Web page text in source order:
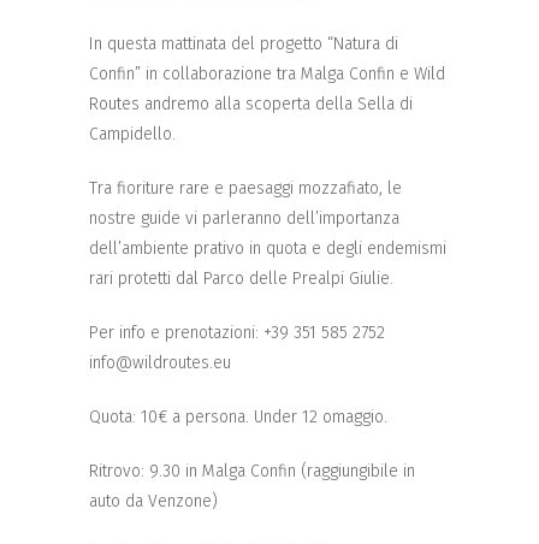
In questa mattinata del progetto “Natura di
Confin” in collaborazione tra Malga Confin e Wild
Routes andremo alla scoperta della Sella di
Campidello.
Tra fioriture rare e paesaggi mozzafiato, le
nostre guide vi parleranno dell’importanza
dell’ambiente prativo in quota e degli endemismi
rari protetti dal Parco delle Prealpi Giulie.
Per info e prenotazioni: +39 351 585 2752
info@wildroutes.eu
Quota: 10€ a persona. Under 12 omaggio.
Ritrovo: 9.30 in Malga Confin (raggiungibile in
auto da Venzone)